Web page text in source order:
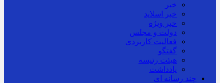
خبر
خبر اسلايد
خبر ویژه
دولت و مجلس
فعالیت کاربردی
گفتگو
هیئت رئیسه
یادداشت
چند رسانه ای